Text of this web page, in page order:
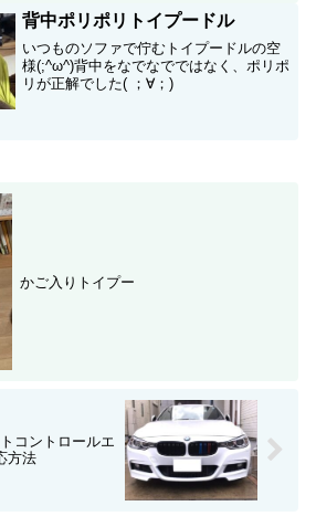
背中ポリポリトイプードル
いつものソファで佇むトイプードルの空
様(;^ω^)背中をなでなでではなく、ポリポ
リが正解でした( ；∀；)
かご入りトイプー
コントロールエ
方法